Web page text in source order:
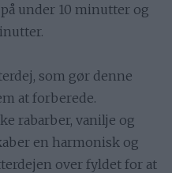
under 10 minutter og
som gør denne
at forberede.
rabarber, vanilje og
en harmonisk og
over fyldet for at